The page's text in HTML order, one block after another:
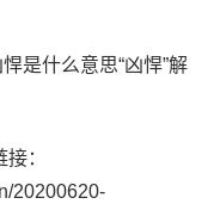
是什么意思“凶悍”解
：
20200620-